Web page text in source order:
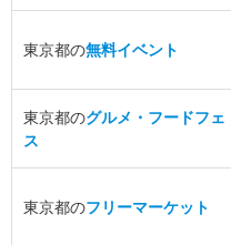
東京都の無料イベント
東京都のグルメ・フードフェ
ス
東京都のフリーマーケット